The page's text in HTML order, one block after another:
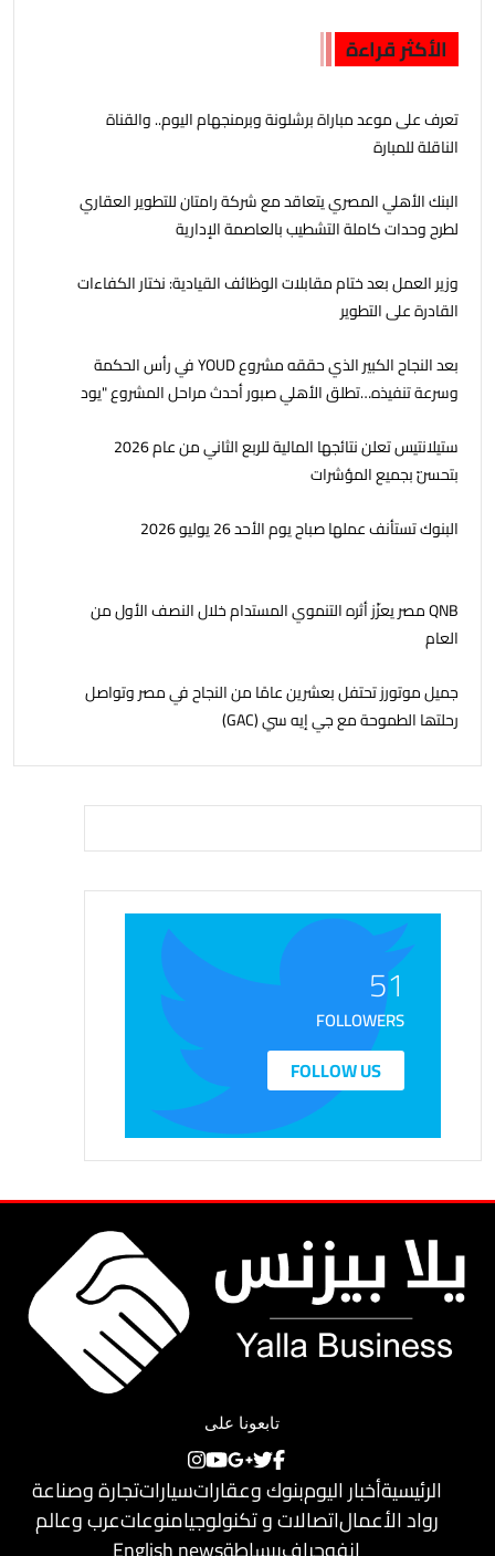
الأكثر قراءة
تعرف على موعد مباراة برشلونة وبرمنجهام اليوم.. والقناة
الناقلة للمبارة
البنك الأهلي المصري يتعاقد مع شركة رامتان للتطوير العقاري
لطرح وحدات كاملة التشطيب بالعاصمة الإدارية
وزير العمل بعد ختام مقابلات الوظائف القيادية: نختار الكفاءات
القادرة على التطوير
بعد النجاح الكبير الذي حققه مشروع YOUD في رأس الحكمة
وسرعة تنفيذه…تطلق الأهلي صبور أحدث مراحل المشروع "يود
ستيلانتيس تعلن نتائجها المالية للربع الثاني من عام 2026
بتحسّن بجميع المؤشرات
البنوك تستأنف عملها صباح يوم الأحد 26 يوليو 2026
QNB مصر يعزّز أثره التنموي المستدام خلال النصف الأول من
العام
جمیل موتورز تحتفل بعشرين عامًا من النجاح في مصر وتواصل
رحلتھا الطموحة مع جي إيه سي (GAC)
51
FOLLOWERS
FOLLOW US
تابعونا على
الرئيسيةأخبار اليومبنوك وعقاراتسياراتتجارة وصناعة
رواد الأعمالاتصالات و تكنولوجيامنوعاتعرب وعالم